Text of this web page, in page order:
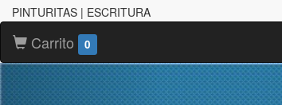
PINTURITAS | ESCRITURA
Carrito 0